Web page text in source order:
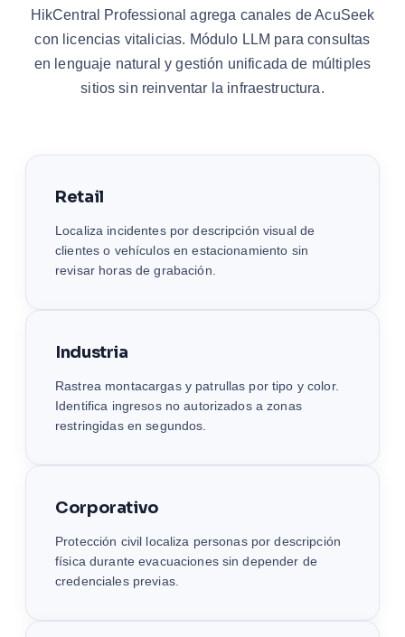
HikCentral Professional agrega canales de AcuSeek
con licencias vitalicias. Módulo LLM para consultas
en lenguaje natural y gestión unificada de múltiples
sitios sin reinventar la infraestructura.
Retail
Localiza incidentes por descripción visual de
clientes o vehículos en estacionamiento sin
revisar horas de grabación.
Industria
Rastrea montacargas y patrullas por tipo y color.
Identifica ingresos no autorizados a zonas
restringidas en segundos.
Corporativo
Protección civil localiza personas por descripción
física durante evacuaciones sin depender de
credenciales previas.